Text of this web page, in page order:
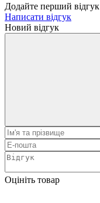
Додайте перший відгук
Написати відгук
Новий відгук
Оцініть товар